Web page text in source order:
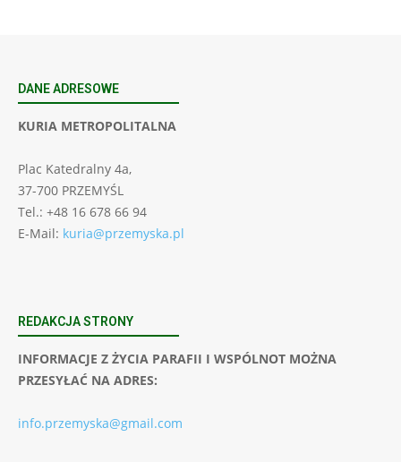
DANE ADRESOWE
KURIA METROPOLITALNA
Plac Katedralny 4a,
37-700 PRZEMYŚL
Tel.: +48 16 678 66 94
E-Mail: kuria@przemyska.pl
REDAKCJA STRONY
INFORMACJE Z ŻYCIA PARAFII I WSPÓLNOT MOŻNA
PRZESYŁAĆ NA ADRES:
info.przemyska@gmail.com